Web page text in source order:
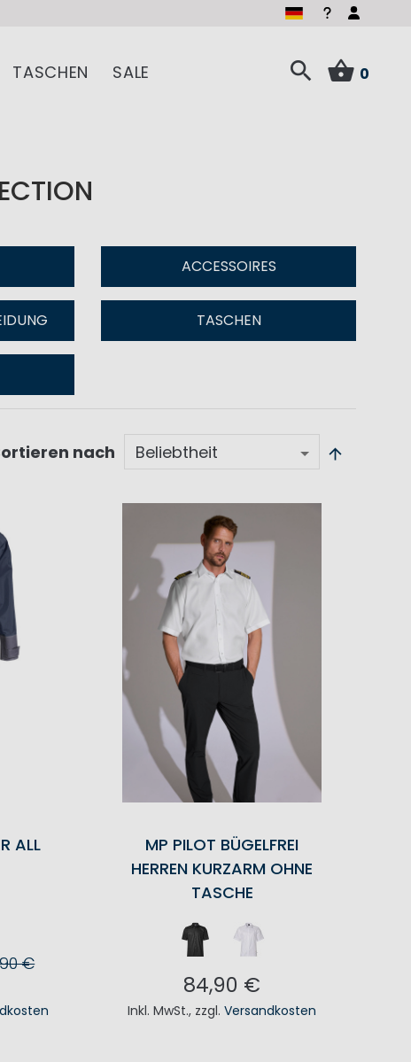
TASCHEN SALE 0
ACCESSOIRES
TASCHEN
nach
ALL
€
MP PILOT BÜGELFREI
HERREN KURZARM OHNE
TASCHE
84,90 €
Inkl. MwSt., zzgl.Versandkosten